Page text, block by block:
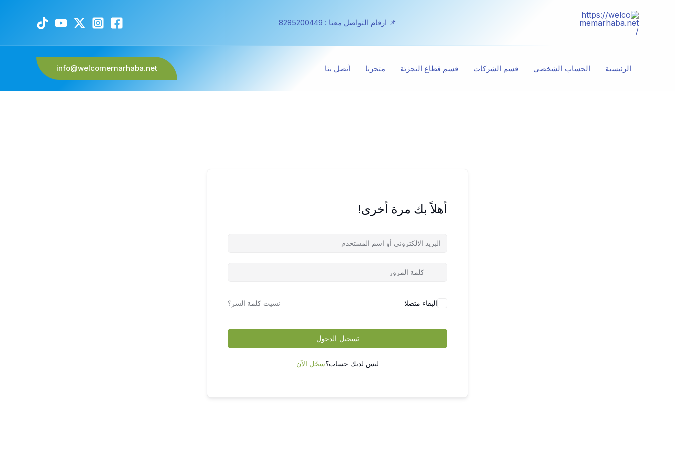
📌 ارقام التواصل معنا : 8285200449
الرئيسية الحساب الشخصي قسم الشركات قسم قطاع التجزئة متجرنا أتصل بنا info@welcomemarhaba.net
أهلاً بك مرة أخرى!
البقاء متصلا نسيت كلمة السر؟
تسجيل الدخول
ليس لديك حساب؟سجّل الآن